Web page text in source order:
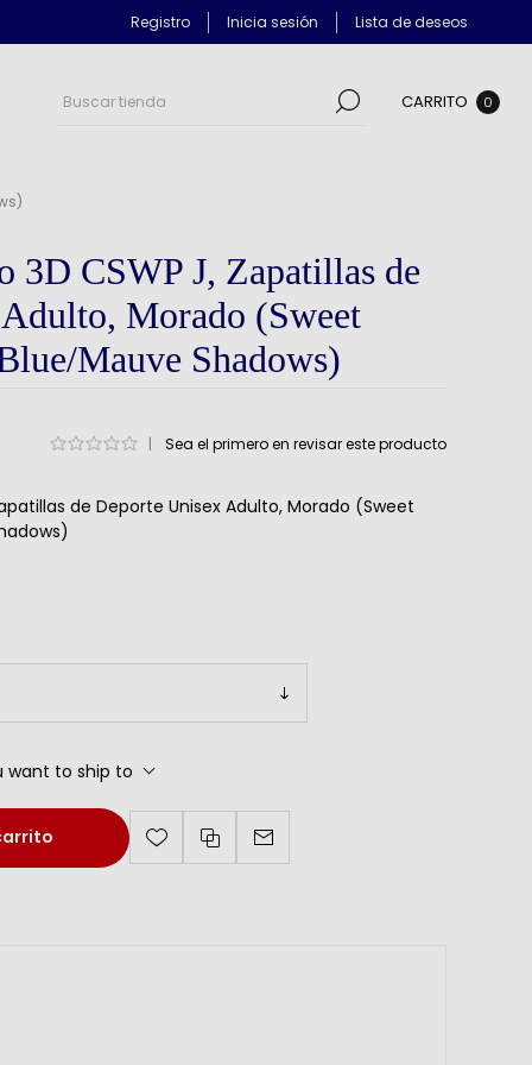
Registro Inicia sesión Lista de deseos
CARRITO 0
3D CSWP J, Zapatillas de
Morado (Sweet
Mauve Shadows)
| Sea el primero en revisar este producto
de Deporte Unisex Adulto, Morado (Sweet
want to ship to